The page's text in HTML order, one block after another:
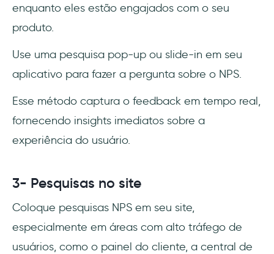
enquanto eles estão engajados com o seu
produto.
Use uma pesquisa pop-up ou slide-in em seu
aplicativo para fazer a pergunta sobre o NPS.
Esse método captura o feedback em tempo real,
fornecendo insights imediatos sobre a
experiência do usuário.
3- Pesquisas no site
Coloque pesquisas NPS em seu site,
especialmente em áreas com alto tráfego de
usuários, como o painel do cliente, a central de